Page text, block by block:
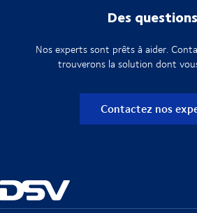
Des
Nos experts sont prêts à aider.
trouverons la solution dont
Contactez nos